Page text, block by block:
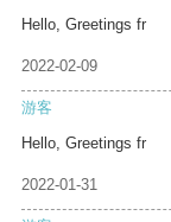
Hello, Greetings fr
2022-02-09
游客
Hello, Greetings fr
2022-01-31